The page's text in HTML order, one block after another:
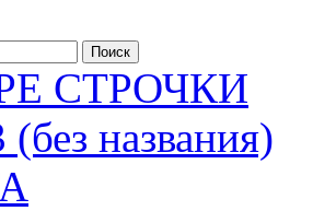
СТРОЧКИ
названия)